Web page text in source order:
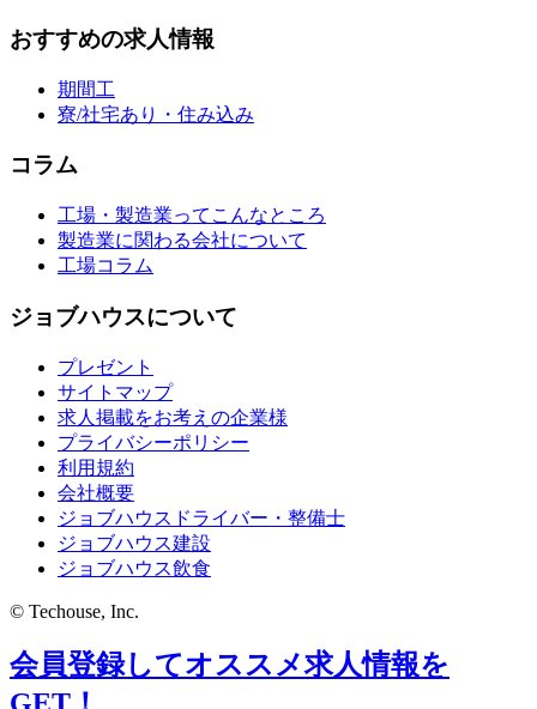
おすすめの求人情報
期間工
寮/社宅あり・住み込み
コラム
工場・製造業ってこんなところ
製造業に関わる会社について
工場コラム
ジョブハウスについて
プレゼント
サイトマップ
求人掲載をお考えの企業様
プライバシーポリシー
利用規約
会社概要
ジョブハウスドライバー・整備士
ジョブハウス建設
ジョブハウス飲食
© Techouse, Inc.
会員登録してオススメ求人情報を